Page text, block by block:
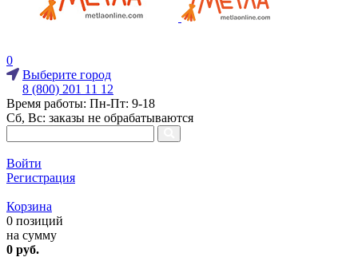
0
Выберите город
8 (800) 201 11 12
Время работы: Пн-Пт: 9-18
Сб, Вс: заказы не обрабатываются
Войти
Регистрация
Корзина
0 позиций
на сумму
0 руб.